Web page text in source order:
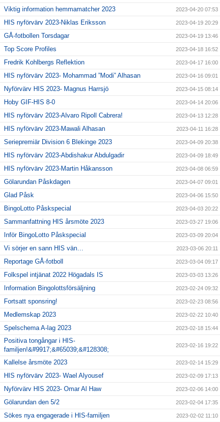
Viktig information hemmamatcher 2023 2023-04-20 07:53
HIS nyförvärv 2023-Niklas Eriksson 2023-04-19 20:29
GÅ-fotbollen Torsdagar 2023-04-19 13:46
Top Score Profiles 2023-04-18 16:52
Fredrik Kohlbergs Reflektion 2023-04-17 16:00
HIS nyförvärv 2023- Mohammad ”Modi” Alhasan 2023-04-16 09:01
Nyförvärv HIS 2023- Magnus Harrsjö 2023-04-15 08:14
Hoby GIF-HIS 8-0 2023-04-14 20:06
HIS nyförvärv 2023-Alvaro Ripoll Cabrera! 2023-04-13 12:28
HIS nyförvärv 2023-Mawali Alhasan 2023-04-11 16:28
Seriepremiär Division 6 Blekinge 2023 2023-04-09 20:38
HIS nyförvärv 2023-Abdishakur Abdulgadir 2023-04-09 18:49
HIS nyförvärv 2023-Martin Håkansson 2023-04-08 06:59
Gölarundan Påskdagen 2023-04-07 09:01
Glad Påsk 2023-04-06 15:50
BingoLotto Påskspecial 2023-04-03 20:22
Sammanfattning HIS årsmöte 2023 2023-03-27 19:06
Inför BingoLotto Påskspecial 2023-03-09 20:04
Vi sörjer en sann HIS vän… 2023-03-06 20:11
Reportage GÅ-fotboll 2023-03-04 09:17
Folkspel intjänat 2022 Högadals IS 2023-03-03 13:26
Information Bingolottsförsäljning 2023-02-24 09:32
Fortsatt sponsring! 2023-02-23 08:56
Medlemskap 2023 2023-02-22 10:40
Spelschema A-lag 2023 2023-02-18 15:44
Positiva tongångar i HIS-
familjen!&#9917;&#65039;&#128308;
2023-02-16 19:22
Kallelse årsmöte 2023 2023-02-14 15:29
HIS nyförvärv 2023- Wael Alyousef 2023-02-09 17:13
Nyförvärv HIS 2023- Omar Al Haw 2023-02-06 14:00
Gölarundan den 5/2 2023-02-04 17:35
Sökes nya engagerade i HIS-familjen 2023-02-02 11:10